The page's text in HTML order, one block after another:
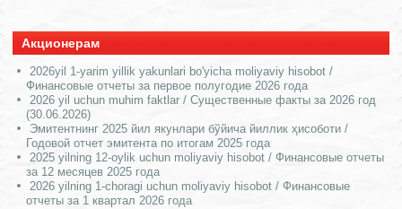
Акционерам
2026yil 1-yarim yillik yakunlari bo'yicha moliyaviy hisobot /
Финансовые отчеты за первое полугодие 2026 года
2026 yil uchun muhim faktlar / Существенные факты за 2026 год
(30.06.2026)
Эмитентнинг 2025 йил якунлари бўйича йиллик ҳисоботи /
Годовой отчет эмитента по итогам 2025 года
2025 yilning 12-oylik uchun moliyaviy hisobot / Финансовые отчеты
за 12 месяцев 2025 года
2026 yilning 1-choragi uchun moliyaviy hisobot / Финансовые
отчеты за 1 квартал 2026 года